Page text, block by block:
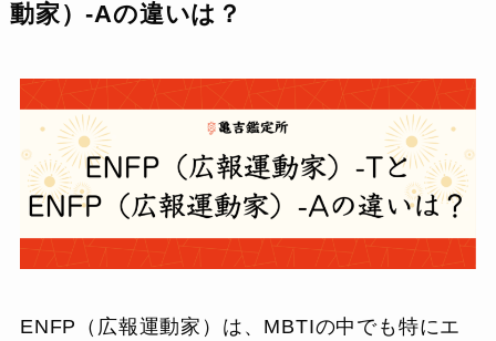
動家）-Aの違いは？
ENFP（広報運動家）は、MBTIの中でも特にエ